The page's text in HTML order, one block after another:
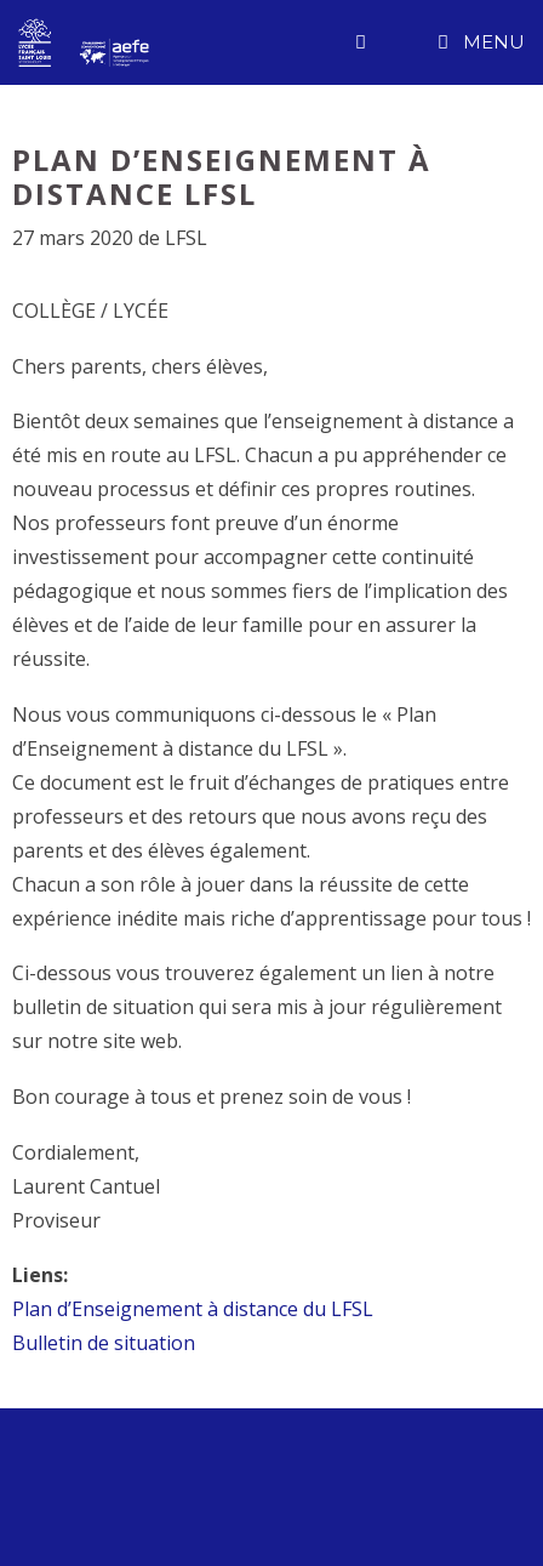
Aller
au
contenu
MENU
PLAN D’ENSEIGNEMENT À
DISTANCE LFSL
27 mars 2020 de LFSL
COLLÈGE / LYCÉE
Chers parents, chers élèves,
Bientôt deux semaines que l’enseignement à distance a
été mis en route au LFSL. Chacun a pu appréhender ce
nouveau processus et définir ces propres routines.
Nos professeurs font preuve d’un énorme
investissement pour accompagner cette continuité
pédagogique et nous sommes fiers de l’implication des
élèves et de l’aide de leur famille pour en assurer la
réussite.
Nous vous communiquons ci-dessous le « Plan
d’Enseignement à distance du LFSL ».
Ce document est le fruit d’échanges de pratiques entre
professeurs et des retours que nous avons reçu des
parents et des élèves également.
Chacun a son rôle à jouer dans la réussite de cette
expérience inédite mais riche d’apprentissage pour tous !
Ci-dessous vous trouverez également un lien à notre
bulletin de situation qui sera mis à jour régulièrement
sur notre site web.
Bon courage à tous et prenez soin de vous !
Cordialement,
Laurent Cantuel
Proviseur
Liens:
Plan d’Enseignement à distance du LFSL
Bulletin de situation